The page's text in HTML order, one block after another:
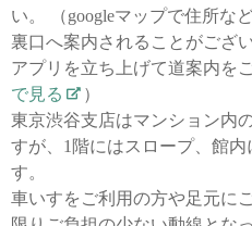
い。 （googleマップで住所な
裏口へ案内されることがござ
アプリを立ち上げて道案内を
で見る
）
東京渋谷支店はマンション内
すが、1階にはスロープ、館
す。
車いすをご利用の方や足元に